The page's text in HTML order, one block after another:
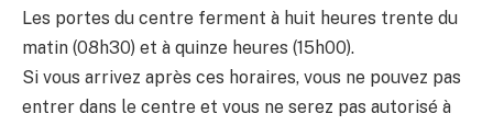
Les portes du centre ferment à huit heures trente du
matin (08h30) et à quinze heures (15h00).
Si vous arrivez après ces horaires, vous ne pouvez pas
entrer dans le centre et vous ne serez pas autorisé à